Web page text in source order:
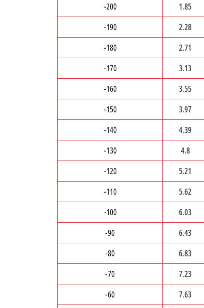
-200
1.85
-190
2.28
-180
2.71
-170
3.13
-160
3.55
-150
3.97
-140
4.39
-130
4.8
-120
5.21
-110
5.62
-100
6.03
-90
6.43
-80
6.83
-70
7.23
-60
7.63